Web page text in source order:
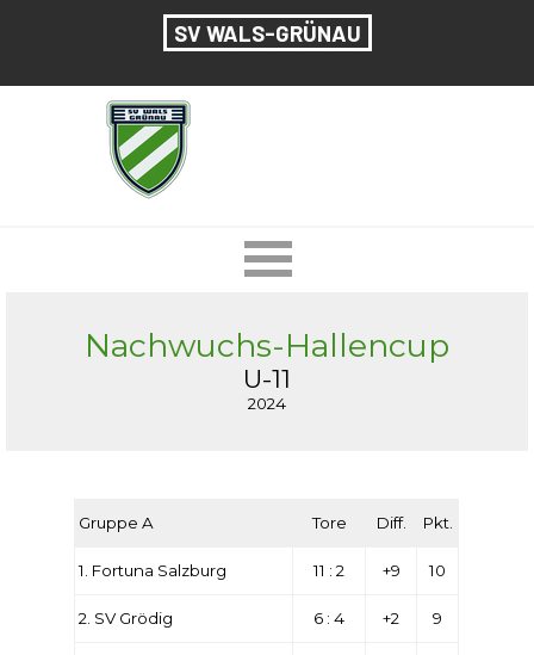
SV WALS-GRÜNAU
Nachwuchs-Hallencup
U-11
2024
Gruppe A Tore Diff. Pkt.
1. Fortuna Salzburg 11 : 2 +9 10
2. SV Grödig 6 : 4 +2 9